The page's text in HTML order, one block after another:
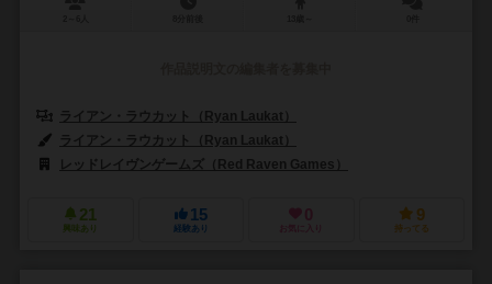
ライアン・ラウカット（Ryan Laukat）
ライアン・ラウカット（Ryan Laukat）
レッドレイヴンゲームズ（Red Raven Games）
21
興味あり
15
経験あり
0
お気に入り
9
持ってる